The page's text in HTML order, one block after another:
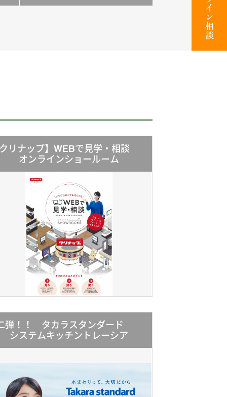
リナップ】WEBで見学・相談
オンラインショールーム
弾！！ タカラスタンダード
システムキッチントレーシア